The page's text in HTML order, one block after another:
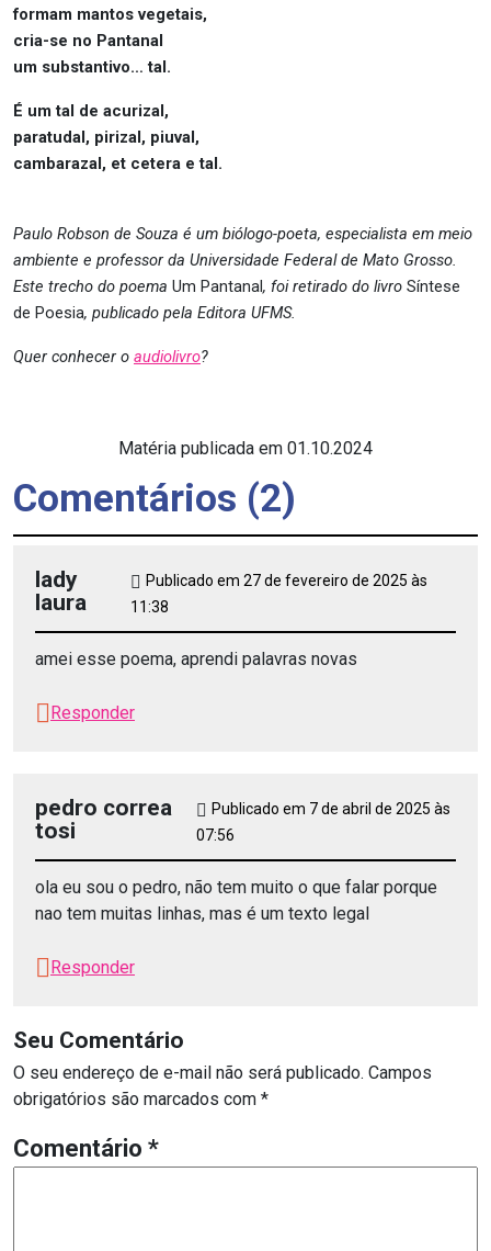
formam mantos vegetais,
cria-se no Pantanal
um substantivo… tal.
É um tal de acurizal,
paratudal, pirizal, piuval,
cambarazal, et cetera e tal.
Paulo Robson de Souza é um biólogo-poeta, especialista em meio
ambiente e professor da Universidade Federal de Mato Grosso.
Este trecho do poema Um Pantanal, foi retirado do livro Síntese
de Poesia, publicado pela Editora UFMS.
Quer conhecer o audiolivro?
Matéria publicada em 01.10.2024
Comentários (2)
lady
laura
Publicado em 27 de fevereiro de 2025 às
11:38
amei esse poema, aprendi palavras novas
Responder
pedro correa
tosi
Publicado em 7 de abril de 2025 às
07:56
ola eu sou o pedro, não tem muito o que falar porque
nao tem muitas linhas, mas é um texto legal
Responder
Seu Comentário
O seu endereço de e-mail não será publicado. Campos
obrigatórios são marcados com *
Comentário *